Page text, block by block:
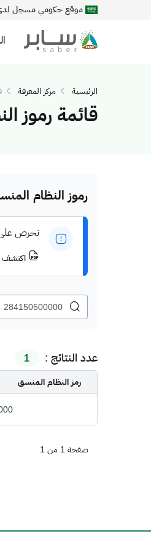
موقع حكومي مسجل لدى
الرئيسية مركز المعرفة
قائمة رموز
رموز النظام
نحرص على
اكتشف
عدد النتائج : 1
رمز النظام المنسق
صفحة 1 من 1